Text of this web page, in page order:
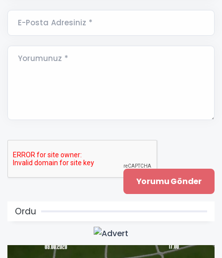
E-Posta Adresiniz *
Yorumunuz *
Ordu